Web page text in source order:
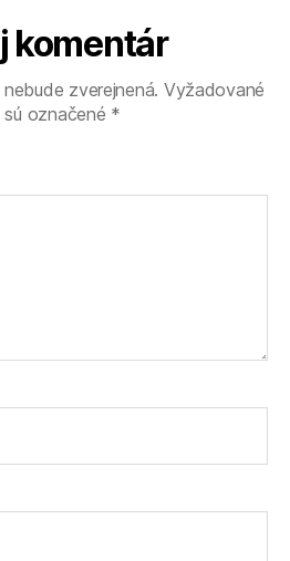
komentár
zverejnená. Vyžadované
sú označené *